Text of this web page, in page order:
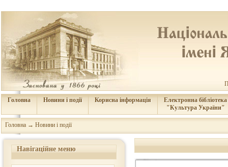
Головна Новини і події Корисна інформація
Електронна бібліотека
"Культура України"
Головна → Новини і події
Навігаційне меню